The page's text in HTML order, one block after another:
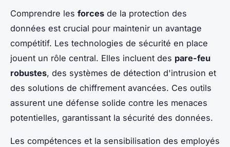
Comprendre les forces de la protection des
données est crucial pour maintenir un avantage
compétitif. Les technologies de sécurité en place
jouent un rôle central. Elles incluent des pare-feu
robustes, des systèmes de détection d'intrusion et
des solutions de chiffrement avancées. Ces outils
assurent une défense solide contre les menaces
potentielles, garantissant la sécurité des données.
Les compétences et la sensibilisation des employés